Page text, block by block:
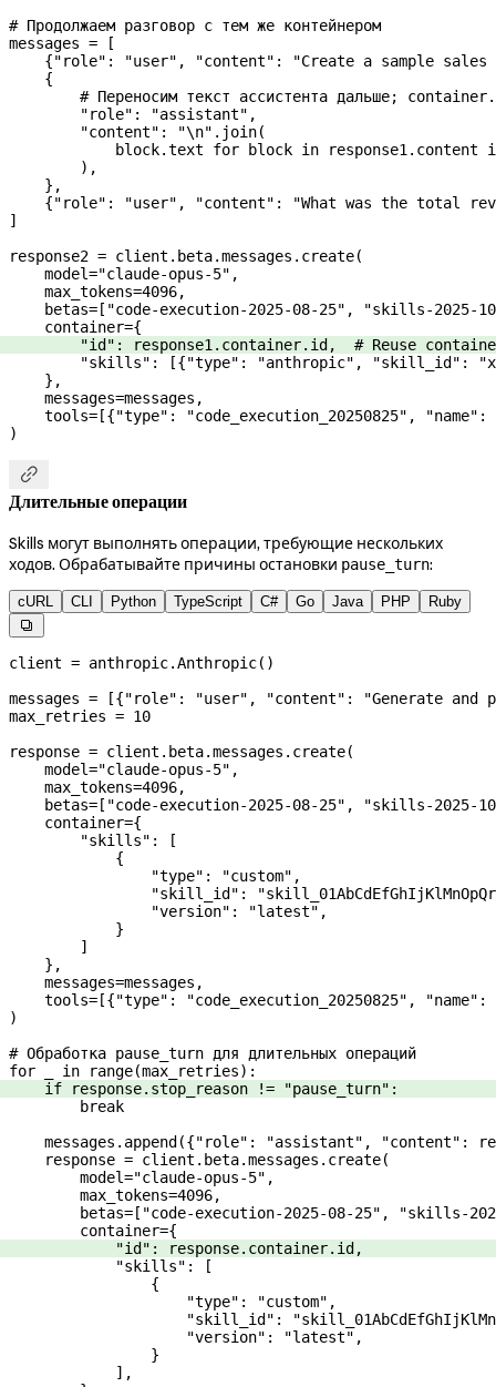
# Продолжаем разговор с тем же контейнером
messages = [
    {
"role" : "user" , "content" :
"Create a sample
    {
# Переносим текст ассистента дальше;
        "role"
: "assistant" ,
        "content"
: "\n" .join(
            block.text
for block in response1.content
        ),
    },
    {
"role" : "user" , "content" :
"What was the total
]
response2 = client.beta.messages.create(
    model
="claude-opus-5" ,
    max_tokens
=4096,
    betas
= [ "code-execution-2025-08-25" ,
"skills-2025-
    container
={
        "id"
: response1.container.id, # Reuse
        "skills"
: [{"type" : "anthropic" , "skill_id" :
    },
    messages
=messages,
    tools
= [{"type" : "code_execution_20250825" , "name" :
)

Длительные операции
Skills могут выполнять операции, требующие нескольких
ходов. Обрабатывайте причины остановки pause_turn:
cURL CLI Python TypeScript C# Go Java PHP Ruby

client = anthropic.Anthropic()
messages = [{"role" : "user" , "content" :
"Generate and
max_retries = 10
response = client.beta.messages.create(
    model
="claude-opus-5" ,
    max_tokens
=4096,
    betas
=[ "code-execution-2025-08-25" ,
"skills-2025-
    container
={
        "skills"
: [
            {
                "type"
: "custom" ,
                "skill_id"
:
                "version"
: "latest" ,
            }
        ]
    },
    messages
=messages,
    tools
=[{"type" : "code_execution_20250825" , "name" :
)
# Обработка pause_turn для длительных операций
for
in range(max_retries):
    if
response.stop_reason != "pause_turn" :
        break
    messages.append({
"role" : "assistant" , "content" :
    response
= client.beta.messages.create(
        model
="claude-opus-5" ,
        max_tokens
=4096,
        betas
=[ "code-execution-2025-08-25" ,
"skills-
        container
={
            "id"
: response.container.id,
            "skills"
: [
                {
                    "type"
: "custom" ,
                    "skill_id"
:
                    "version"
: "latest" ,
                }
            ],